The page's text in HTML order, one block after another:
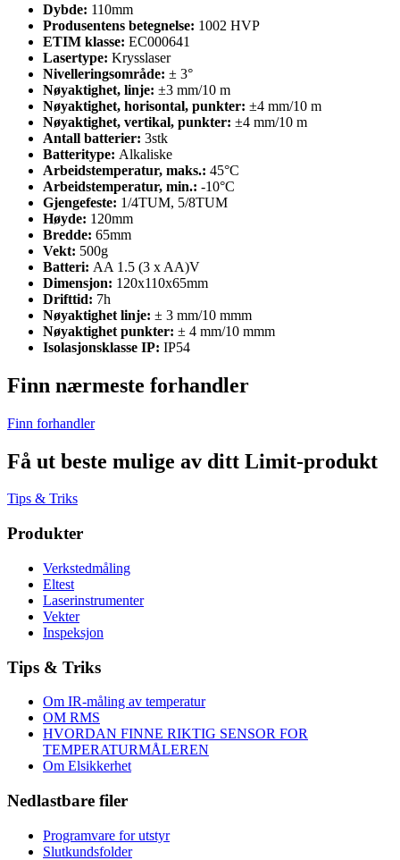
Dybde: 110mm
Produsentens betegnelse: 1002 HVP
ETIM klasse: EC000641
Lasertype: Krysslaser
Nivelleringsområde: ± 3°
Nøyaktighet, linje: ±3 mm/10 m
Nøyaktighet, horisontal, punkter: ±4 mm/10 m
Nøyaktighet, vertikal, punkter: ±4 mm/10 m
Antall batterier: 3stk
Batteritype: Alkaliske
Arbeidstemperatur, maks.: 45°C
Arbeidstemperatur, min.: -10°C
Gjengefeste: 1/4TUM, 5/8TUM
Høyde: 120mm
Bredde: 65mm
Vekt: 500g
Batteri: AA 1.5 (3 x AA)V
Dimensjon: 120x110x65mm
Drifttid: 7h
Nøyaktighet linje: ± 3 mm/10 mmm
Nøyaktighet punkter: ± 4 mm/10 mmm
Isolasjonsklasse IP: IP54
Finn nærmeste forhandler
Finn forhandler
Få ut beste mulige av ditt Limit-produkt
Tips & Triks
Produkter
Verkstedmåling
Eltest
Laserinstrumenter
Vekter
Inspeksjon
Tips & Triks
Om IR-måling av temperatur
OM RMS
HVORDAN FINNE RIKTIG SENSOR FOR
TEMPERATURMÅLEREN
Om Elsikkerhet
Nedlastbare filer
Programvare for utstyr
Slutkundsfolder